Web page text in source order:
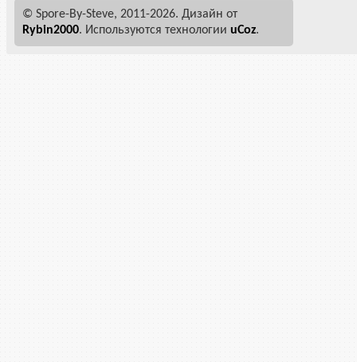
© Spore-By-Steve, 2011-2026. Дизайн от
Rуbin2000. Используются технологии uCoz.